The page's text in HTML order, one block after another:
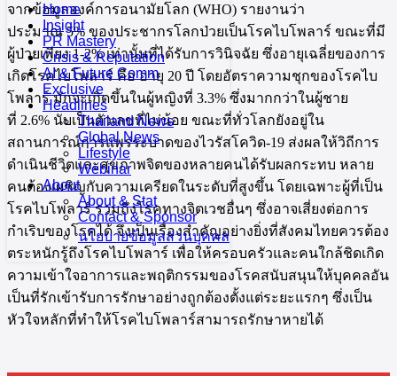
Home
Insight
PR Mastery
Crisis & Reputation
AI & Future Comm
Exclusive
Headlines
Thailand News
Global News
Lifestyle
Webinar
About
About & Stat
Contact & Sponsor
นโยบายข้อมูลส่วนบุคคล
จากข้อมูลองค์การอนามัยโลก (WHO) รายงานว่า
ประมาณ 5% ของประชากรโลกป่วยเป็นโรคไบโพลาร์ ขณะที่มี
ผู้ป่วยเพียง 1-2% เท่านั้นที่ได้รับการวินิจฉัย ซึ่งอายุเฉลี่ยของการ
เกิดโรคไบโพลาร์ คือ อายุ 20 ปี โดยอัตราความชุกของโรคไบ
โพลาร์ มักจะเกิดขึ้นในผู้หญิงที่ 3.3% ซึ่งมากกว่าในผู้ชาย
ที่ 2.6% นับเป็นตัวเลขที่ไม่น้อย ขณะที่ทั่วโลกยังอยู่ใน
สถานการณ์การแพร่ระบาดของไวรัสโควิด-19 ส่งผลให้วิถีการ
ดำเนินชีวิตและสุขภาพจิตของหลายคนได้รับผลกระทบ หลาย
คนต้องเผชิญกับความเครียดในระดับที่สูงขึ้น โดยเฉพาะผู้ที่เป็น
โรคไบโพลาร์ รวมถึงโรคทางจิตเวชอื่นๆ ซึ่งอาจเสี่ยงต่อการ
กำเริบของโรคได้ จึงเป็นเรื่องสำคัญอย่างยิ่งที่สังคมไทยควรต้อง
ตระหนักรู้ถึงโรคไบโพลาร์ เพื่อให้ครอบครัวและคนใกล้ชิดเกิด
ความเข้าใจอาการและพฤติกรรมของโรคสนับสนุนให้บุคคลอัน
เป็นที่รักเข้ารับการรักษาอย่างถูกต้องตั้งแต่ระยะแรกๆ ซึ่งเป็น
หัวใจหลักที่ทำให้โรคไบโพลาร์สามารถรักษาหายได้